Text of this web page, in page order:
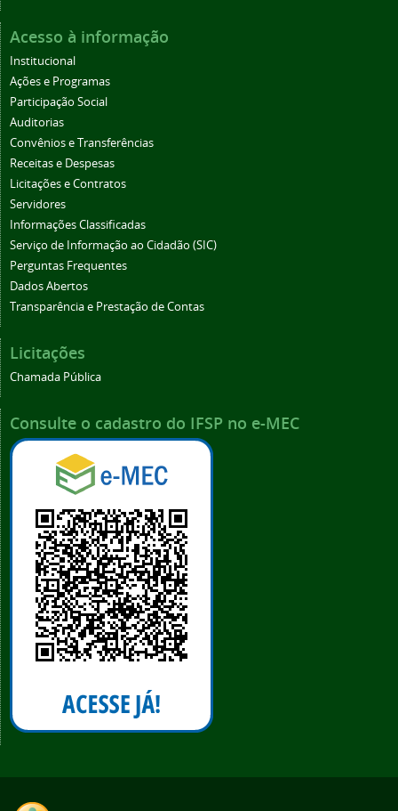
Acesso à informação
Institucional
Ações e Programas
Participação Social
Auditorias
Convênios e Transferências
Receitas e Despesas
Licitações e Contratos
Servidores
Informações Classificadas
Serviço de Informação ao Cidadão (SIC)
Perguntas Frequentes
Dados Abertos
Transparência e Prestação de Contas
Licitações
Chamada Pública
Consulte o cadastro do IFSP no e-MEC